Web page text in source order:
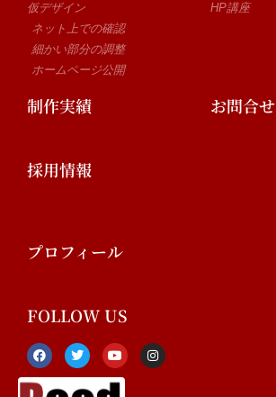
仮デザイン
ネット上での確認
細かい部分の調整
ホームページ公開
HP講座
制作実績 お問合せ
採用情報
プロフィール
FOLLOW US
F
a
c
e
T
w
i
t
Y
o
u
t
I
n
s